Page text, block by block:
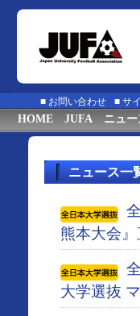
■ お問い合わせ ■ サ
HOME JUFA ニュー
ニュース一
熊本大会
大学選抜